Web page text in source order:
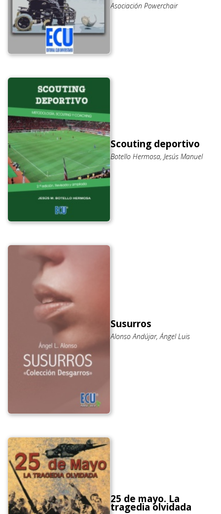
Asociación Powerchair
Scouting deportivo
Botello Hermosa, Jesús Manuel
Susurros
Alonso Andújar, Ángel Luis
25 de mayo. La
tragedia olvidada